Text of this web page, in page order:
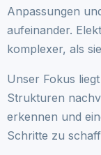
Anpassungen
aufeinander.
komplexer, als
Unser Fokus
Strukturen
erkennen und
Schritte zu